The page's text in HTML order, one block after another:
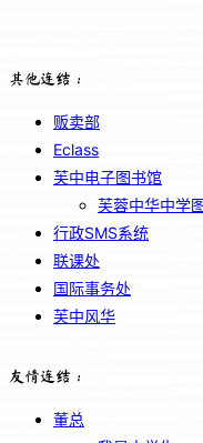
其他连结：
贩卖部
Eclass
芙中电子图书馆
芙蓉中华中学
行政SMS系统
联课处
国际事务处
芙中风华
友情连结：
董总